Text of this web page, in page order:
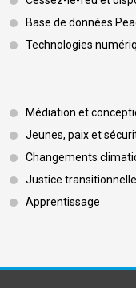
Base de données
Technologies
Footer 3
Médiation et
Jeunes, paix et
Changements
Justice
Apprentissage